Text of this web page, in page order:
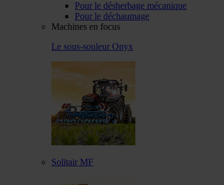
Pour le désherbage mécanique
Pour le déchaumage
Machines en focus
Le sous-souleur Onyx
Solitair MF